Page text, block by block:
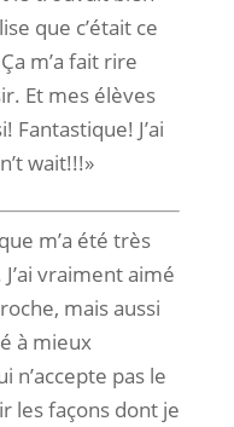
que c’était ce
m’a fait rire
Et mes élèves
Fantastique! J’ai
wait!!!»
m’a été très
vraiment aimé
mais aussi
à mieux
n’accepte pas le
les façons dont je